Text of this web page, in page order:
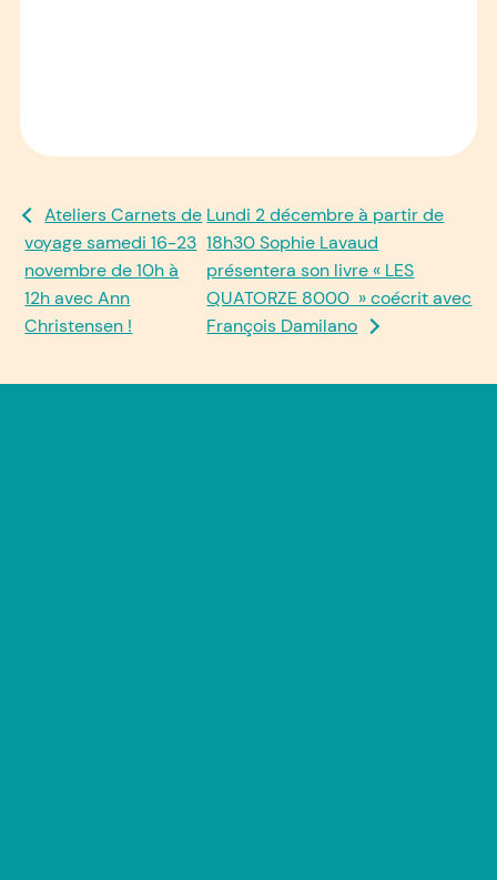
NAVIGATION
DE
L’ARTICLE
Ateliers Carnets de
voyage samedi 16-23
novembre de 10h à
12h avec Ann
Christensen !
Lundi 2 décembre à partir de
18h30 Sophie Lavaud
présentera son livre « LES
QUATORZE 8000 » coécrit avec
François Damilano